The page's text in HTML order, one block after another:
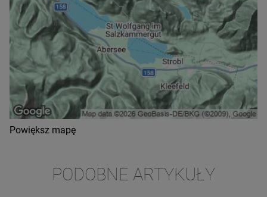
Powiększ mapę
PODOBNE ARTYKUŁY